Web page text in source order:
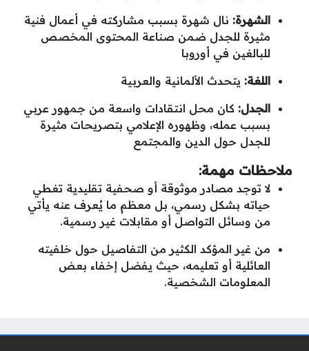
الشهرة: نال شهرة بسبب مشاركته في أعمال فنية
مثيرة للجدل ضمن صناعة المحتوى المخصص
للبالغين في أوروبا
اللغة: يتحدث الألمانية والعربية
الجدل: كان محل انتقادات واسعة من جمهور عربي
بسبب عمله، وظهوره الإعلامي بتصريحات مثيرة
للجدل حول الدين والمجتمع
ملاحظات مهمة:
لا توجد مصادر موثوقة أو صحفية تقليدية تغطي
حياته بشكل رسمي، بل معظم ما يُعرف عنه يأتي
من وسائل التواصل أو مقابلات غير رسمية.
من غير المؤكد الكثير من التفاصيل حول خلفيته
العائلية أو تعليمه، حيث يفضل إخفاء بعض
المعلومات الشخصية.